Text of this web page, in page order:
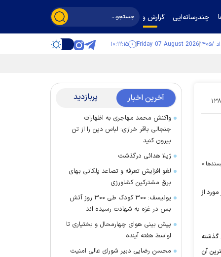
چندرسانه‌ایی گزارش و گفت‌وگو
Friday 07 August 2026 ۱۰:۱۲:۱۶
۲۴
۰
سازمان پزشکی قانونی کشور، هر سال بیش از 500 هزار مورد از
گذشته
یا کاهش مواجه بوده که بیشترین میزان معاینات نزاع مربوط به سال 1384 و کمترین آن
آخرین اخبار پربازدید
واکنش محمد مهاجری به اظهارات
جنجالی باقر خرازی: لباس دین را از تن
بیرون کنید
ژیلا هدائی درگذشت
لغو افزایش تعرفه و تصاعد پلکانی بهای
برق مشترکین کشاورزی
یونیسف: ۳۰۰ کودک طی ۳۰۰ روز آتش
بس در غزه به شهادت رسیده اند
پیش بینی هوای چهارمحال و بختیاری تا
اواسط هفته آینده
محسن رضایی دبیر شورای عالی امنیت